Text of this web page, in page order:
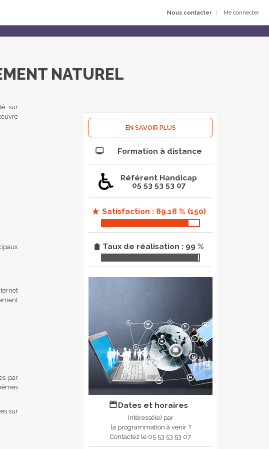
Nous contacter Me connecter
NATUREL
sur
par
sur
EN SAVOIR PLUS
Formation à distance
Référent Handicap
05 53 53 53 07
Satisfaction : 89.18 % (150)
Taux de réalisation : 99 %
Dates et horaires
Intéressé(e) par
la programmation à venir ?
Contactez le 05 53 53 53 07